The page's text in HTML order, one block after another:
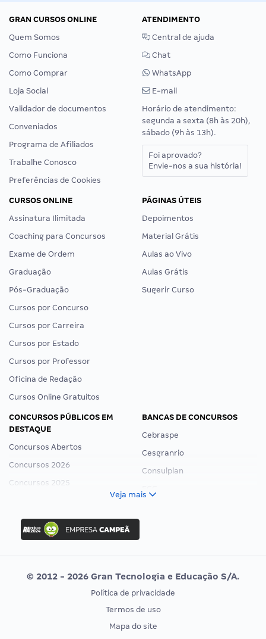
GRAN CURSOS ONLINE
Quem Somos
Como Funciona
Como Comprar
Loja Social
Validador de documentos
Conveniados
Programa de Afiliados
Trabalhe Conosco
Preferências de Cookies
ATENDIMENTO
Central de ajuda
Chat
WhatsApp
E-mail
Horário de atendimento:
segunda a sexta (8h às 20h),
sábado (9h às 13h).
Foi aprovado?
Envie-nos a sua história!
CURSOS ONLINE
Assinatura Ilimitada
Coaching para Concursos
Exame de Ordem
Graduação
Pós-Graduação
Cursos por Concurso
Cursos por Carreira
Cursos por Estado
Cursos por Professor
Oficina de Redação
Cursos Online Gratuitos
PÁGINAS ÚTEIS
Depoimentos
Material Grátis
Aulas ao Vivo
Aulas Grátis
Sugerir Curso
CONCURSOS PÚBLICOS EM
DESTAQUE
Concursos Abertos
Concursos 2026
Concursos 2025
Concurso Ibama
Concurso MPU
Editais publicados
BANCAS DE CONCURSOS
Cebraspe
Cesgranrio
Consulplan
Vunesp
CONCURSOS POR PROFISSÃO
EXAME DE ORDEM
Veja mais
© 2012 - 2026 Gran Tecnologia e Educação S/A.
Política de privacidade
Termos de uso
Mapa do site